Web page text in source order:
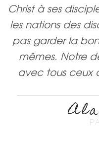
Christ à ses
les nations des
pas garder la
mêmes. Notre
avec tous ceux